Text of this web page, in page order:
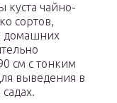
куста чайно-
сортов,
домашних
см с тонким
выведения в